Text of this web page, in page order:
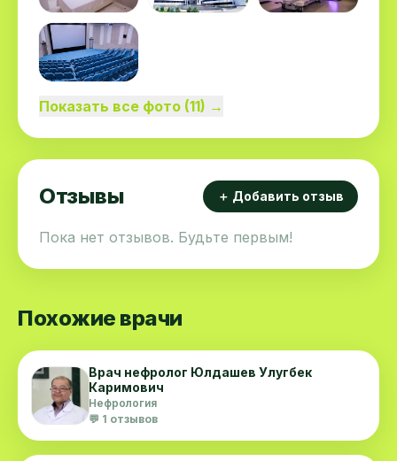
Показать все фото (11) →
Отзывы ＋ Добавить отзыв
Пока нет отзывов. Будьте первым!
Похожие врачи
Врач нефролог Юлдашев Улугбек
Каримович
Нефрология
💬 1 отзывов